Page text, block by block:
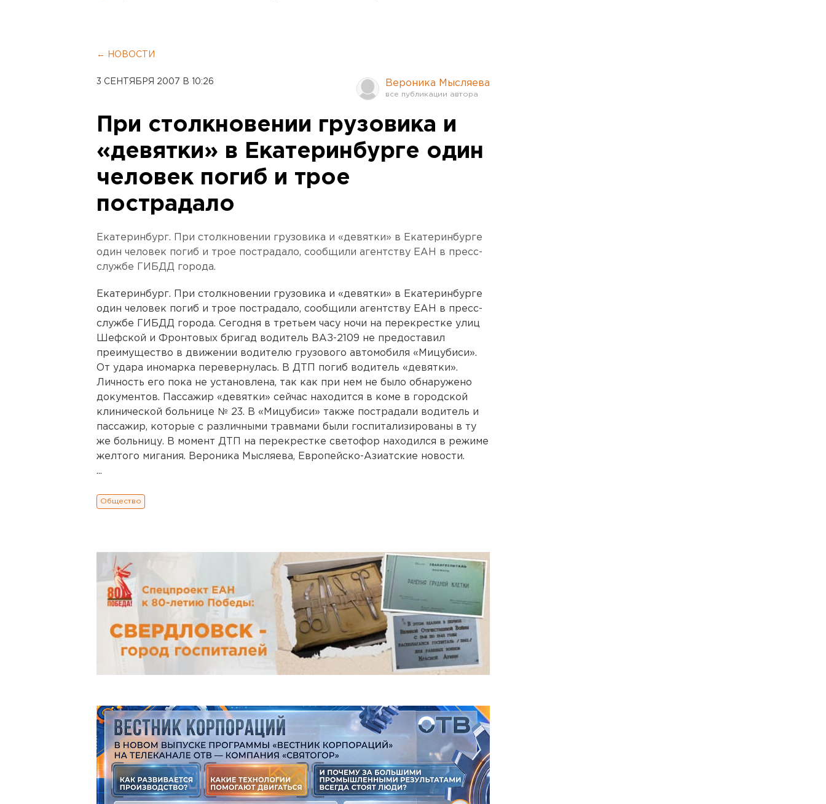
← НОВОСТИ
3 СЕНТЯБРЯ 2007 В 10:26 Вероника Мысляева
При столкновении грузовика и
«девятки» в Екатеринбурге один
человек погиб и трое
пострадало
Екатеринбург. При столкновении грузовика и «девятки» в Екатеринбурге
один человек погиб и трое пострадало, сообщили агентству ЕАН в пресс-
службе ГИБДД города.
Екатеринбург. При столкновении грузовика и «девятки» в Екатеринбурге
один человек погиб и трое пострадало, сообщили агентству ЕАН в пресс-
службе ГИБДД города. Сегодня в третьем часу ночи на перекрестке улиц
Шефской и Фронтовых бригад водитель ВАЗ-2109 не предоставил
преимущество в движении водителю грузового автомобиля «Мицубиси».
От удара иномарка перевернулась. В ДТП погиб водитель «девятки».
Личность его пока не установлена, так как при нем не было обнаружено
документов. Пассажир «девятки» сейчас находится в коме в городской
клинической больнице № 23. В «Мицубиси» также пострадали водитель и
пассажир, которые с различными травмами были госпитализированы в ту
же больницу. В момент ДТП на перекрестке светофор находился в режиме
желтого мигания. Вероника Мысляева, Европейско-Азиатские новости.
...
Общество